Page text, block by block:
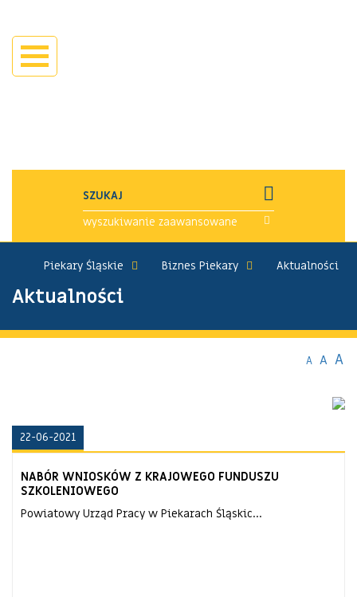
wyszukiwanie zaawansowane
Piekary Śląskie Biznes Piekary Aktualności
Aktualności
A A A
22-06-2021
NABÓR WNIOSKÓW Z KRAJOWEGO FUNDUSZU
SZKOLENIOWEGO
Powiatowy Urząd Pracy w Piekarach Śląskic...